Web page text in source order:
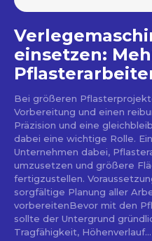
einsetzen:
Bei größeren
Vorbereitung und einen
Präzision und eine
dabei eine wichtige Rolle.
Unternehmen dabei,
umzusetzen und größere
fertigzustellen.
sorgfältige Planung aller
vorbereitenBevor mit den
sollte der Untergrund
Tragfähigkeit, Höhenverlauf...